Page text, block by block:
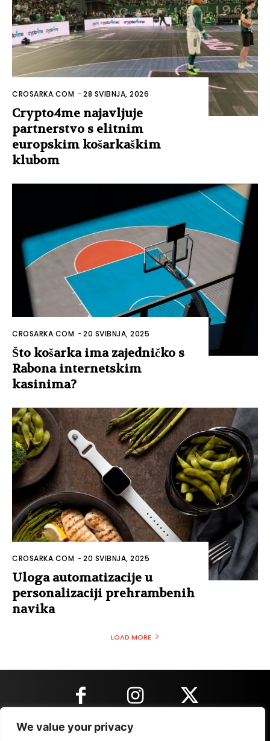
We value your privacy
CROSARKA.COM -28 SVIBNJA, 2026
Crypto4me najavljuje
partnerstvo s elitnim
europskim košarkaškim
klubom
CROSARKA.COM -20 SVIBNJA, 2025
Što košarka ima zajedničko s
Rabona internetskim
kasinima?
CROSARKA.COM -20 SVIBNJA, 2025
Uloga automatizacije u
personalizaciji prehrambenih
navika
LOAD MORE
KONTAKT INFORMACIJE